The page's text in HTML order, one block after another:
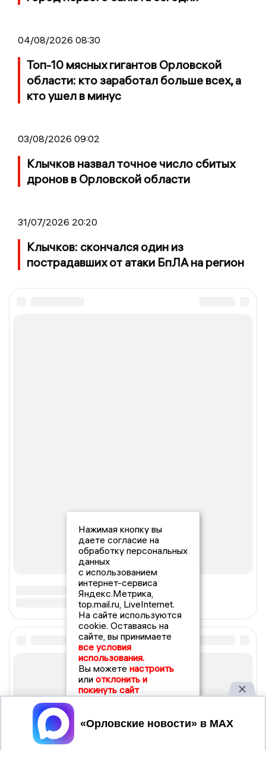
04/08/2026 08:30
Топ-10 мясных гигантов Орловской
области: кто заработал больше всех, а
кто ушел в минус
03/08/2026 09:02
Клычков назвал точное число сбитых
дронов в Орловской области
31/07/2026 20:20
Клычков: скончался один из
пострадавших от атаки БпЛА на регион
Нажимая кнопку вы
даете согласие на
обработку персональных
данных
с использованием
интернет-сервиса
Яндекс.Метрика,
top.mail.ru, LiveInternet.
На сайте используются
cookie. Оставаясь на
сайте, вы принимаете
все условия
использования.
Вы можете настроить
или отклонить и
покинуть сайт
Принять